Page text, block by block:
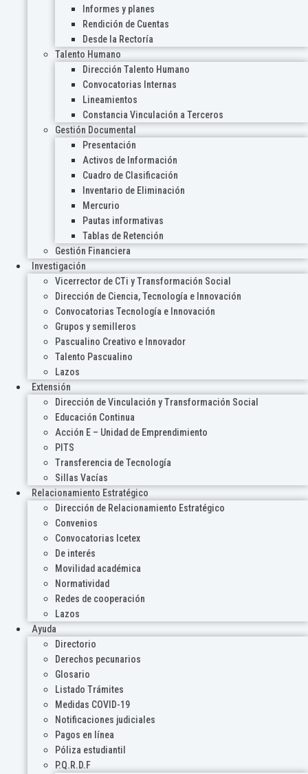
Informes y planes
Rendición de Cuentas
Desde la Rectoría
Talento Humano
Dirección Talento Humano
Convocatorias Internas
Lineamientos
Constancia Vinculación a Terceros
Gestión Documental
Presentación
Activos de Información
Cuadro de Clasificación
Inventario de Eliminación
Mercurio
Pautas informativas
Tablas de Retención
Gestión Financiera
Investigación
Vicerrector de CTi y Transformación Social
Dirección de Ciencia, Tecnología e Innovación
Convocatorias Tecnología e Innovación
Grupos y semilleros
Pascualino Creativo e Innovador
Talento Pascualino
Lazos
Extensión
Dirección de Vinculación y Transformación Social
Educación Continua
Acción E – Unidad de Emprendimiento
PITS
Transferencia de Tecnología
Sillas Vacías
Relacionamiento Estratégico
Dirección de Relacionamiento Estratégico
Convenios
Convocatorias Icetex
De interés
Movilidad académica
Normatividad
Redes de cooperación
Lazos
Ayuda
Directorio
Derechos pecunarios
Glosario
Listado Trámites
Medidas COVID-19
Notificaciones judiciales
Pagos en línea
Póliza estudiantil
P.Q.R.D.F